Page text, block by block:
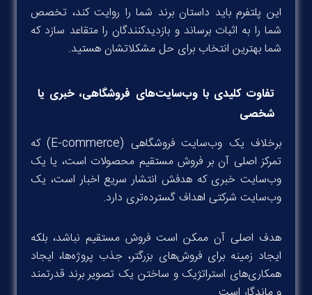
این پلتفرم باید داستان برند شما را روایت کند، تخصص
شما را به اثبات برساند و بازدیدکنندگان را متقاعد سازد که
شما بهترین انتخاب برای حل مشکلاتشان هستید.
تفاوت کلیدی باوب‌سایت‌های فروشگاهی، خبری یا
شخصی
برخلاف یک وب‌سایت فروشگاهی (E-commerce) که
تمرکز اصلی آن بر فروش مستقیم محصولات است، یا یک
وب‌سایت خبری که هدفش انتشار سریع اخبار است، یک
وب‌سایت شرکتی اهداف گسترده‌تری دارد.
هدف اصلی آن ممکن است فروش مستقیم نباشد، بلکه
ایجاد زمینه برای فروش‌های بزرگتر، جذب پروژه‌ها، ایجاد
همکاری‌های استراتژیک و ساختن یک تصویر برند قدرتمند